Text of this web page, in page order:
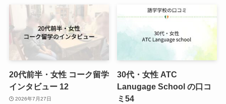
20代前半・女性 コーク留学
インタビュー 12
2026年7月27日
30代・女性 ATC
Lanugage School の口コ
ミ54